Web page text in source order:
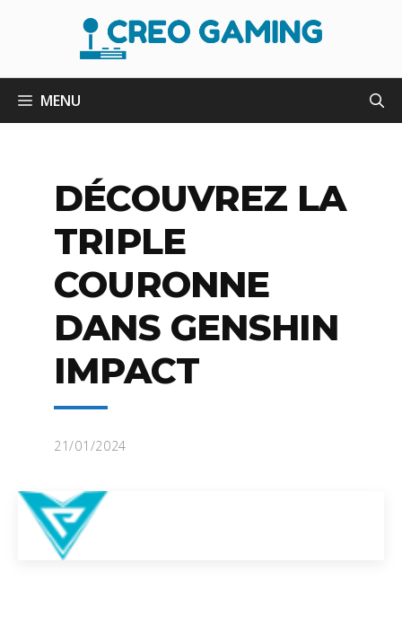
MENU
DÉCOUVREZ LA
TRIPLE
COURONNE
DANS GENSHIN
IMPACT
21/01/2024